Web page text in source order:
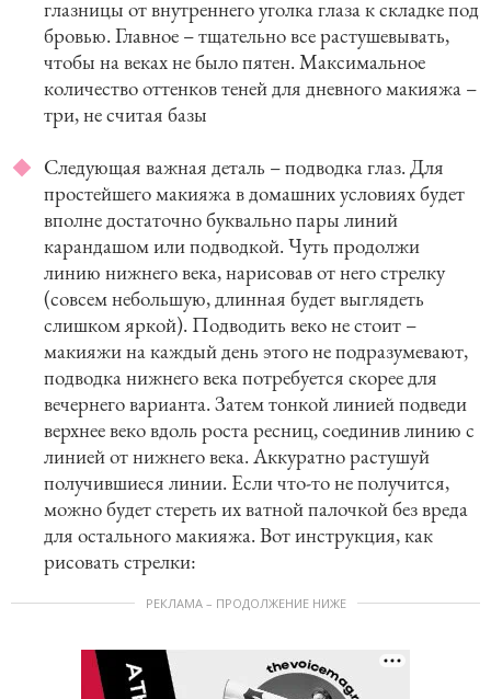
глазницы от внутреннего уголка глаза к складке под
бровью. Главное – тщательно все растушевывать,
чтобы на веках не было пятен. Максимальное
количество оттенков теней для дневного макияжа –
три, не считая базы
Следующая важная деталь – подводка глаз. Для
простейшего макияжа в домашних условиях будет
вполне достаточно буквально пары линий
карандашом или подводкой. Чуть продолжи
линию нижнего века, нарисовав от него стрелку
(совсем небольшую, длинная будет выглядеть
слишком яркой). Подводить веко не стоит –
макияжи на каждый день этого не подразумевают,
подводка нижнего века потребуется скорее для
вечернего варианта. Затем тонкой линией подведи
верхнее веко вдоль роста ресниц, соединив линию с
линией от нижнего века. Аккуратно растушуй
получившиеся линии. Если что-то не получится,
можно будет стереть их ватной палочкой без вреда
для остального макияжа. Вот инструкция, как
рисовать стрелки:
РЕКЛАМА – ПРОДОЛЖЕНИЕ НИЖЕ